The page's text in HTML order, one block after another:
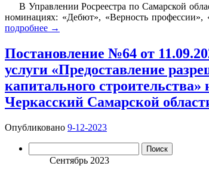
В Управлении Росреестра по Самарской
номинациях: «Дебют», «Верность
подробнее →
Постановление №64 от
услуги «Предоставление
капитального
Черкасский Самарской
Опубликовано 9-12-2023
Сентябрь 2023